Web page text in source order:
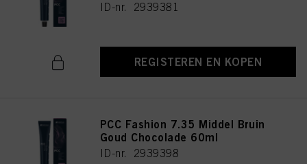
ID-nr. 2939381
REGISTEREN EN KOPEN
PCC Fashion 7.35 Middel Bruin
Goud Chocolade 60ml
ID-nr. 2939398